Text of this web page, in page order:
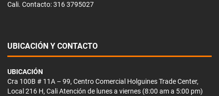
Cali. Contacto: 316 3795027
UBICACIÓN Y CONTACTO
UBICACIÓN
Cra 100B # 11A – 99, Centro Comercial Holguines Trade Center,
Local 216 H, Cali Atención de lunes a viernes (8:00 am a 5:00 pm)